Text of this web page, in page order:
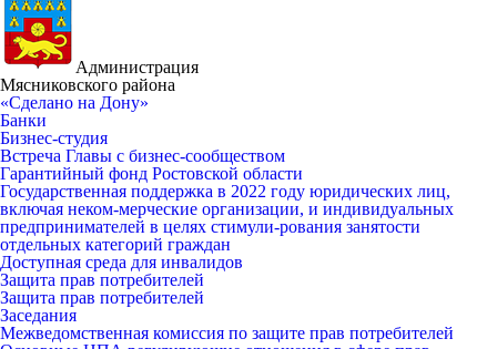
Администрация
Мясниковского района
«Сделано на Дону»
Банки
Бизнес-студия
Встреча Главы с бизнес-сообществом
Гарантийный фонд Ростовской области
Государственная поддержка в 2022 году юридических лиц,
включая неком-мерческие организации, и индивидуальных
предпринимателей в целях стимули-рования занятости
отдельных категорий граждан
Доступная среда для инвалидов
Защита прав потребителей
Защита прав потребителей
Заседания
Межведомственная комиссия по защите прав потребителей